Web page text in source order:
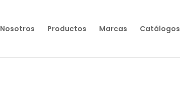
Nosotros Productos Marcas Catálogos